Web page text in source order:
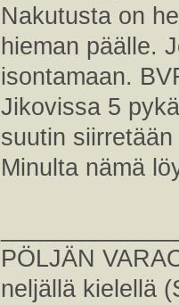
Nakutusta on
hieman päälle.
isontamaan.
Jikovissa 5
suutin
Minulta nämä
PÖLJÄN
neljällä kielellä